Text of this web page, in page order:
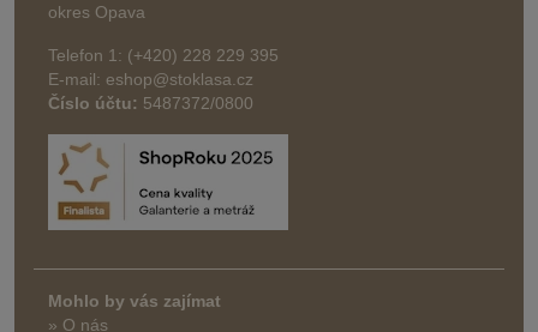
okres Opava
Telefon 1: (+420) 228 229 395
E-mail: eshop@stoklasa.cz
Číslo účtu: 5487372/0800
Mohlo by vás zajímat
» O nás